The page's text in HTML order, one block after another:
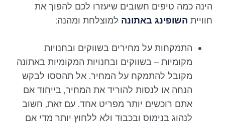
הינה כמה טיפים חשובים שיעזרו לכם להפוך את
חווייתהשופינג באתונהלמוצלחת ומהנה:
התמקחות על מחירים בשווקים ובחנויות
מקומיות – בשווקים ובחנויות המקומיות באתונה
מקובל להתמקח על המחיר. אל תהססו לבקש
הנחה או לנסות להוריד את המחיר, בייחוד אם
אתם רוכשים יותר מפריט אחד. עם זאת, חשוב
לנהוג בנימוס ובכבוד ולא ללחוץ יותר מדי אם